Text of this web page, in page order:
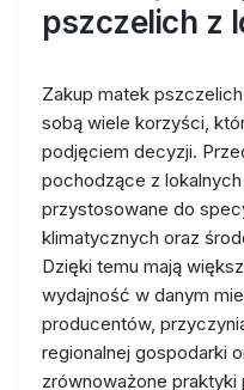
pszczelich z
Zakup matek
sobą wiele korzyści,
podjęciem decyzji.
pochodzące z
przystosowane do
klimatycznych oraz
Dzięki temu mają
wydajność w danym
producentów,
regionalnej gospodarki
zrównoważone praktyki